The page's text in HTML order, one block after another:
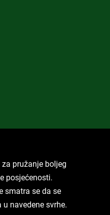
pružanje boljeg
posjećenosti.
smatra se da se
navedene svrhe.